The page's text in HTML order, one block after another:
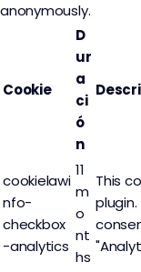
anonymously.
Cookie
D
ur
a
ci
ó
n
cookielawi
nfo-
checkbox
-analytics
11
m
o
nt
hs
This